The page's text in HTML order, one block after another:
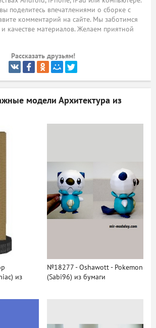
поделитесь впечатлениями о сборке с
комментарий на сайте. Мы заботимся
качестве материалов. Желаем приятной
Рассказать друзьям!
модели Архитектура из
из
№18277 - Oshawott - Pokemon
(Sabi96) из бумаги